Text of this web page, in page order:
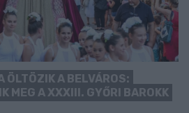
ÖLTÖZIK A BELVÁROS:
MEG A XXXIII. GYŐRI BAROKK